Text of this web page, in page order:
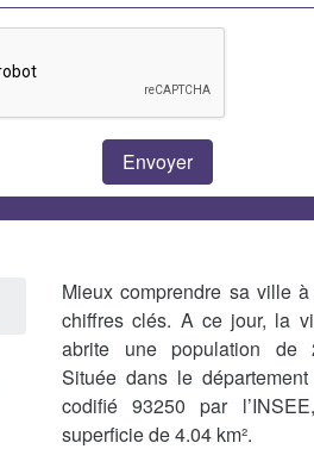
Mieux comprendre sa ville
chiffres clés. A ce jour, la
abrite une population de
Située dans le
codifié 93250 par
superficie de 4.04 km².